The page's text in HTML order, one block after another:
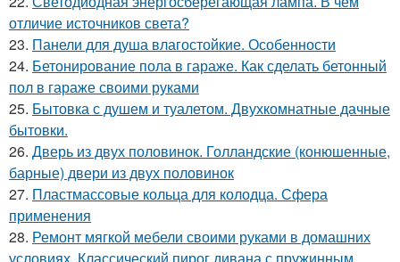
отличие источников света?
23. Панели для душа влагостойкие. Особенности
24. Бетонирование пола в гараже. Как сделать бетонный
пол в гараже своими руками
25. Бытовка с душем и туалетом. Двухкомнатные дачные
бытовки.
26. Дверь из двух половинок. Голландские (конюшенные,
барные) двери из двух половинок
27. Пластмассовые кольца для колодца. Сфера
применения
28. Ремонт мягкой мебели своими руками в домашних